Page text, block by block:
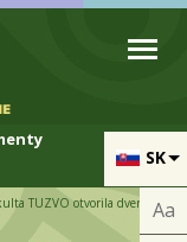
SK
Aa
TUZVO otvorila dvere